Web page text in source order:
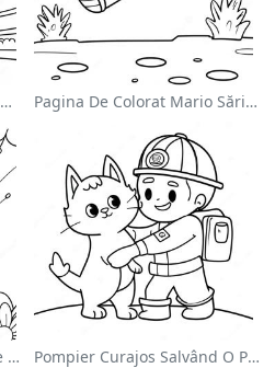
Pagina De Colorat Luptător Wwe Sărind Pe Inamic Pagina De Colorat Mario Sărind Peste Goombas
Unicorn Magic În Pagină De Colorat Cu Curcubeu Pompier Curajos Salvând O Pisică - Pagina De Colorat